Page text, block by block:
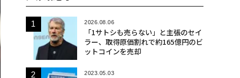
2026.08.06
「1サトシも売らない」と主張のセイ
ラー、取得原価割れで約165億円のビ
ットコインを売却
2023.05.03